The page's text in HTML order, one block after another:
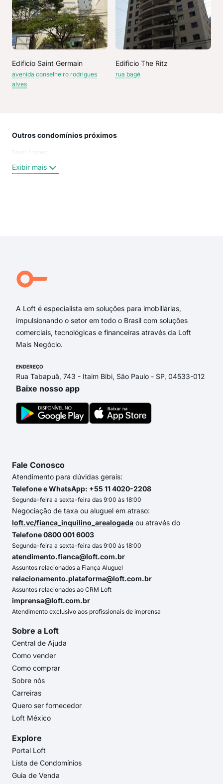
Edificio Saint Germain
avenida conselheiro rodrigues
alves
Edificio The Ritz
rua bagé
Outros condomínios próximos
Saint Tropez
Exibir mais
A Loft é especialista em soluções para imobiliárias,
impulsionando o setor em todo o Brasil com soluções
comerciais, tecnológicas e financeiras através da Loft
Mais Negócio.
ENDEREÇO
Rua Tabapuã, 743 - Itaim Bibi, São Paulo - SP, 04533-012
Baixe nosso app
Fale Conosco
Atendimento para dúvidas gerais:
Telefone e WhatsApp: +55 11 4020-2208
Segunda-feira a sexta-feira das 9:00 às 18:00
Negociação de taxa ou aluguel em atraso:
loft.vc/fianca_inquilino_arealogada ou através do
Telefone 0800 001 6003
Segunda-feira a sexta-feira das 9:00 às 18:00
atendimento.fianca@loft.com.br
Assuntos relacionados a Fiança Aluguel
relacionamento.plataforma@loft.com.br
Assuntos relacionados ao CRM Loft
imprensa@loft.com.br
Atendimento exclusivo aos profissionais de imprensa
Sobre a Loft
Central de Ajuda
Como vender
Como comprar
Sobre nós
Carreiras
Quero ser fornecedor
Loft México
Explore
Portal Loft
Lista de Condomínios
Guia de Venda